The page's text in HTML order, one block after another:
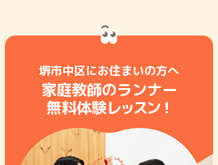
堺市中区にお住まいの方へ
家庭教師のランナー
無料体験レッスン！